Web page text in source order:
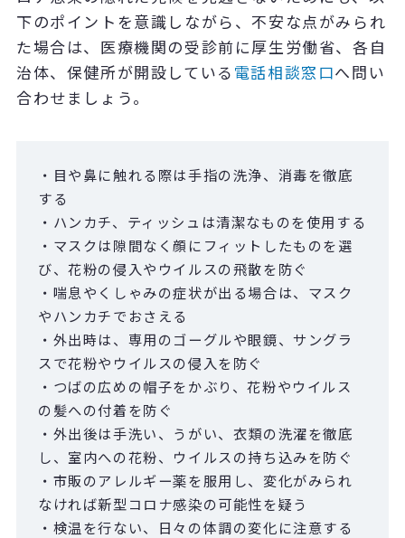
下のポイントを意識しながら、不安な点がみられ
た場合は、医療機関の受診前に厚生労働省、各自
治体、保健所が開設している 電話相談窓口へ問い
合わせましょう。
・目や鼻に触れる際は手指の洗浄、消毒を徹底
する
・ハンカチ、ティッシュは清潔なものを使用する
・マスクは隙間なく顔にフィットしたものを選
び、花粉の侵入やウイルスの飛散を防ぐ
・喘息やくしゃみの症状が出る場合は、マスク
やハンカチでおさえる
・外出時は、専用のゴーグルや眼鏡、サングラ
スで花粉やウイルスの侵入を防ぐ
・つばの広めの帽子をかぶり、花粉やウイルス
の髪への付着を防ぐ
・外出後は手洗い、うがい、衣類の洗濯を徹底
し、室内への花粉、ウイルスの持ち込みを防ぐ
・市販のアレルギー薬を服用し、変化がみられ
なければ新型コロナ感染の可能性を疑う
・検温を行ない、日々の体調の変化に注意する